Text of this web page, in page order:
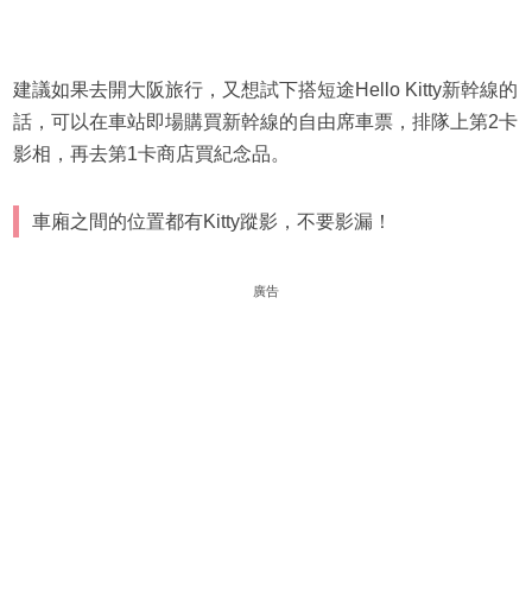
建議如果去開大阪旅行，又想試下搭短途Hello Kitty新幹線的
話，可以在車站即場購買新幹線的自由席車票，排隊上第2卡
影相，再去第1卡商店買紀念品。
車廂之間的位置都有Kitty蹤影，不要影漏！
廣告